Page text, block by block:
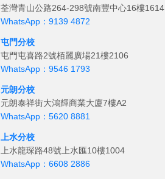
荃灣青山公路264-298號南豐中心16樓1614
WhatsApp：9139 4872
屯門分校
屯門屯喜路2號栢麗廣場21樓2106
WhatsApp：9546 1793
元朗分校
元朗泰祥街大鴻輝商業大廈7樓A2
WhatsApp：5620 8881
上水分校
上水龍琛路48號上水匯10樓1004
WhatsApp：6608 2886